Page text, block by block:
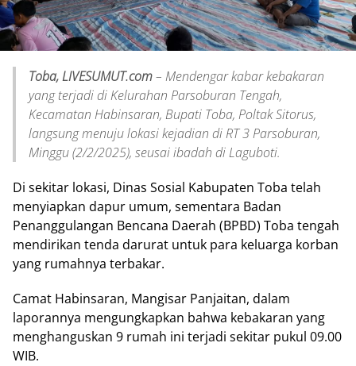
Toba, LIVESUMUT.com– Mendengar kabar kebakaran
yang terjadi di Kelurahan Parsoburan Tengah,
Kecamatan Habinsaran, Bupati Toba, Poltak Sitorus,
langsung menuju lokasi kejadian di RT 3 Parsoburan,
Minggu (2/2/2025), seusai ibadah di Laguboti.
Di sekitar lokasi, Dinas Sosial Kabupaten Toba telah
menyiapkan dapur umum, sementara Badan
Penanggulangan Bencana Daerah (BPBD) Toba tengah
mendirikan tenda darurat untuk para keluarga korban
yang rumahnya terbakar.
Camat Habinsaran, Mangisar Panjaitan, dalam
laporannya mengungkapkan bahwa kebakaran yang
menghanguskan 9 rumah ini terjadi sekitar pukul 09.00
WIB.